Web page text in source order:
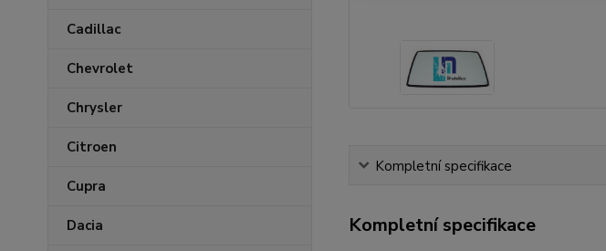
Cadillac
Chevrolet
Chrysler
Citroen
Cupra
Dacia
Kompletní specifikace
Kompletní specifikace